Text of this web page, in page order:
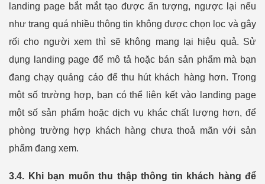
landing page bắt mắt tạo được ấn tượng, ngược lại nếu
như trang quá nhiều thông tin không được chọn lọc và gây
rối cho người xem thì sẽ không mang lại hiệu quả. Sử
dụng landing page để mô tả hoặc bán sản phẩm mà bạn
đang chạy quảng cáo để thu hút khách hàng hơn. Trong
một số trường hợp, bạn có thể liên kết vào landing page
một số sản phẩm hoặc dịch vụ khác chất lượng hơn, để
phòng trường hợp khách hàng chưa thoả mãn với sản
phẩm đang xem.
3.4. Khi bạn muốn thu thập thông tin khách hàng để